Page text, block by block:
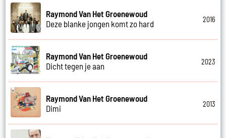
Raymond Van Het Groenewoud
Deze blanke jongen komt zo hard
2016
Raymond Van Het Groenewoud
Dicht tegen je aan
2023
Raymond Van Het Groenewoud
Dimi
2013